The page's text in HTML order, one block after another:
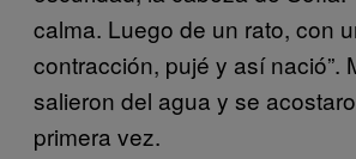
calma. Luego de un rato, con
contracción, pujé y así nació”.
salieron del agua y se
primera vez.